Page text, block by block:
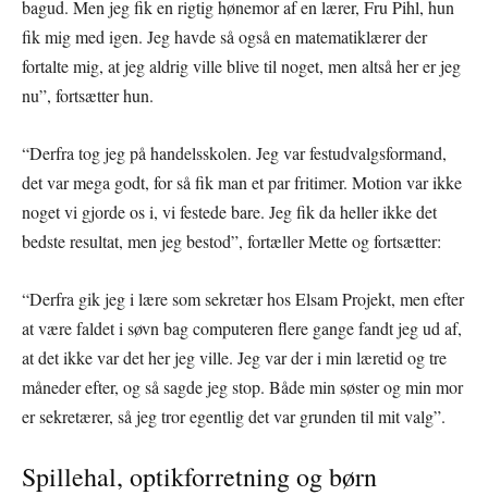
bagud. Men jeg fik en rigtig hønemor af en lærer, Fru Pihl, hun
fik mig med igen. Jeg havde så også en matematiklærer der
fortalte mig, at jeg aldrig ville blive til noget, men altså her er jeg
nu”, fortsætter hun.
“Derfra tog jeg på handelsskolen. Jeg var festudvalgsformand,
det var mega godt, for så fik man et par fritimer. Motion var ikke
noget vi gjorde os i, vi festede bare. Jeg fik da heller ikke det
bedste resultat, men jeg bestod”, fortæller Mette og fortsætter:
“Derfra gik jeg i lære som sekretær hos Elsam Projekt, men efter
at være faldet i søvn bag computeren flere gange fandt jeg ud af,
at det ikke var det her jeg ville. Jeg var der i min læretid og tre
måneder efter, og så sagde jeg stop. Både min søster og min mor
er sekretærer, så jeg tror egentlig det var grunden til mit valg”.
Spillehal, optikforretning og børn